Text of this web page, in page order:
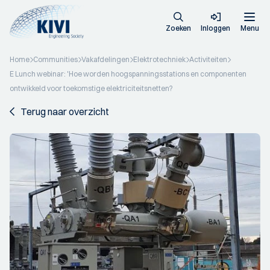
Zoeken Inloggen Menu
Home Communities Vakafdelingen Elektrotechniek Activiteiten
E Lunch webinar: 'Hoe worden hoogspanningsstations en componenten
ontwikkeld voor toekomstige elektriciteitsnetten?
Terug naar overzicht